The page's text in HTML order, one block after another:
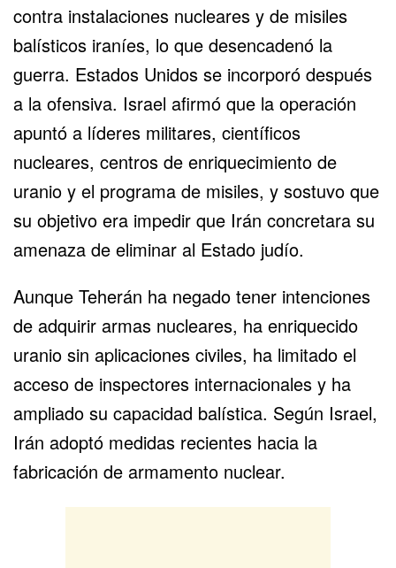
contra instalaciones nucleares y de misiles
balísticos iraníes, lo que desencadenó la
guerra. Estados Unidos se incorporó después
a la ofensiva. Israel afirmó que la operación
apuntó a líderes militares, científicos
nucleares, centros de enriquecimiento de
uranio y el programa de misiles, y sostuvo que
su objetivo era impedir que Irán concretara su
amenaza de eliminar al Estado judío.
Aunque Teherán ha negado tener intenciones
de adquirir armas nucleares, ha enriquecido
uranio sin aplicaciones civiles, ha limitado el
acceso de inspectores internacionales y ha
ampliado su capacidad balística. Según Israel,
Irán adoptó medidas recientes hacia la
fabricación de armamento nuclear.